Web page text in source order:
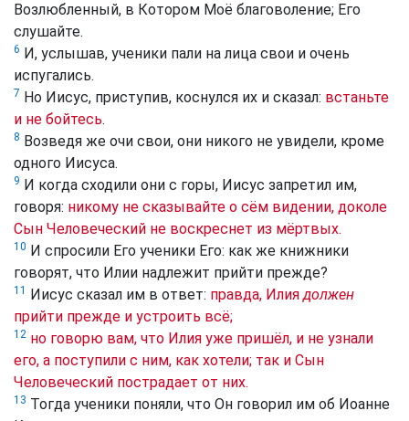
Возлюбленный, в Котором Моё благоволение; Его
слушайте.
6 И, услышав, ученики пали на лица свои и очень
испугались.
7 Но Иисус, приступив, коснулся их и сказал: встаньте
и не бойтесь.
8 Возведя же очи свои, они никого не увидели, кроме
одного Иисуса.
9 И когда сходили они с горы, Иисус запретил им,
говоря: никому не сказывайте о сём видении, доколе
Сын Человеческий не воскреснет из мёртвых.
10 И спросили Его ученики Его: как же книжники
говорят, что Илии надлежит прийти прежде?
11 Иисус сказал им в ответ: правда, Илиядолжен
прийти прежде и устроить всё;
12 но говорю вам, что Илия уже пришёл, и не узнали
его, а поступили с ним, как хотели; так и Сын
Человеческий пострадает от них.
13 Тогда ученики поняли, что Он говорил им об Иоанне